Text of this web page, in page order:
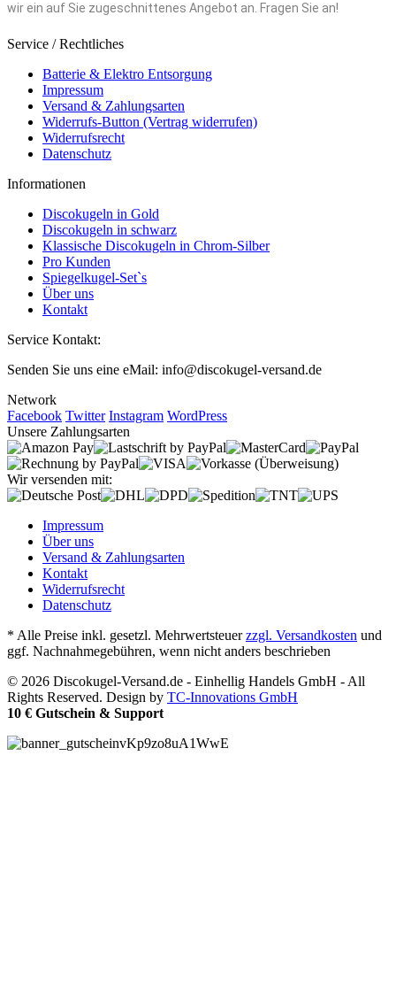
wir ein auf Sie zugeschnittenes Angebot an. Fragen Sie an!
Service / Rechtliches
Batterie & Elektro Entsorgung
Impressum
Versand & Zahlungsarten
Widerrufs-Button (Vertrag widerrufen)
Widerrufsrecht
Datenschutz
Informationen
Discokugeln in Gold
Discokugeln in schwarz
Klassische Discokugeln in Chrom-Silber
Pro Kunden
Spiegelkugel-Set`s
Über uns
Kontakt
Service Kontakt:
Senden Sie uns eine eMail: info@discokugel-versand.de
Network
Facebook Twitter Instagram WordPress
Unsere Zahlungsarten
Wir versenden mit:
Impressum
Über uns
Versand & Zahlungsarten
Kontakt
Widerrufsrecht
Datenschutz
* Alle Preise inkl. gesetzl. Mehrwertsteuerzzgl. Versandkosten und
ggf. Nachnahmegebühren, wenn nicht anders beschrieben
© 2026 Discokugel-Versand.de - Einhellig Handels GmbH - All
Rights Reserved. Design by TC-Innovations GmbH
10 € Gutschein & Support